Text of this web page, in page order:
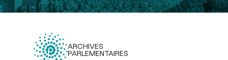
ARCHIVES
PARLEMENTAIRES